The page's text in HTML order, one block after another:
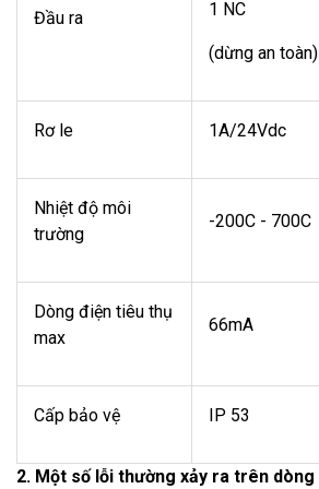
Đầu ra 1 NC
(dừng an toàn)
Rơ le 1A/24Vdc
Nhiệt độ môi
trường
-200C - 700C
Dòng điện tiêu thụ
max
66mA
Cấp bảo vệ IP 53
2. Một số lỗi thường xảy ra trên dòng